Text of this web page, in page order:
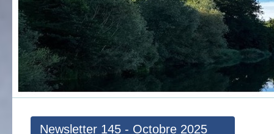
Newsletter 145 - Octobre 2025